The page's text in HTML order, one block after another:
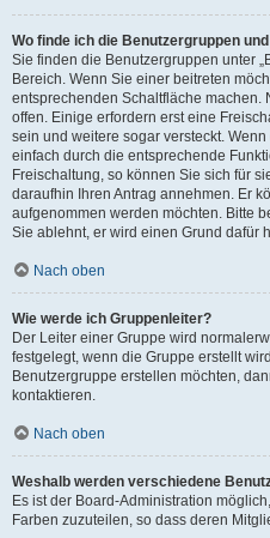
Wo finde ich die Benutzergruppen
Sie finden die Benutzergruppen unter
Bereich. Wenn Sie einer beitreten
entsprechenden Schaltfläche machen.
offen. Einige erfordern erst eine
sein und weitere sogar versteckt.
einfach durch die entsprechende
Freischaltung, so können Sie sich für
daraufhin Ihren Antrag annehmen. Er
aufgenommen werden möchten. Bitte
Sie ablehnt, er wird einen Grund dafür
Nach oben
Wie werde ich Gruppenleiter?
Der Leiter einer Gruppe wird
festgelegt, wenn die Gruppe erstellt
Benutzergruppe erstellen möchten,
kontaktieren.
Nach oben
Weshalb werden verschiedene
Es ist der Board-Administration
Farben zuzuteilen, so dass deren